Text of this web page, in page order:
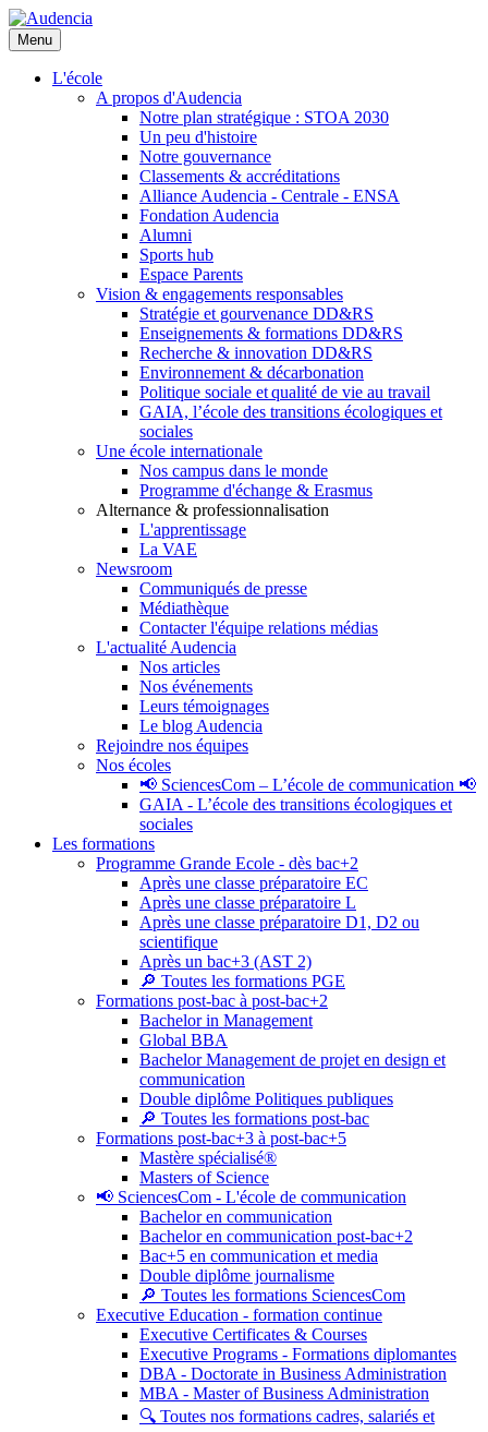
Aller
au
contenu
principal
Menu
L'école
A propos d'Audencia
Notre plan stratégique : STOA 2030
Un peu d'histoire
Notre gouvernance
Classements & accréditations
Alliance Audencia - Centrale - ENSA
Fondation Audencia
Alumni
Sports hub
Espace Parents
Vision & engagements responsables
Stratégie et gourvenance DD&RS
Enseignements & formations DD&RS
Recherche & innovation DD&RS
Environnement & décarbonation
Politique sociale et qualité de vie au travail
GAIA, l’école des transitions écologiques et
sociales
Une école internationale
Nos campus dans le monde
Programme d'échange & Erasmus
Alternance & professionnalisation
L'apprentissage
La VAE
Newsroom
Communiqués de presse
Médiathèque
Contacter l'équipe relations médias
L'actualité Audencia
Nos articles
Nos événements
Leurs témoignages
Le blog Audencia
Rejoindre nos équipes
Nos écoles
📢 SciencesCom – L’école de communication 📢
GAIA - L’école des transitions écologiques et
sociales
Les formations
Programme Grande Ecole - dès bac+2
Après une classe préparatoire EC
Après une classe préparatoire L
Après une classe préparatoire D1, D2 ou
scientifique
Après un bac+3 (AST 2)
🔎 Toutes les formations PGE
Formations post-bac à post-bac+2
Bachelor in Management
Global BBA
Bachelor Management de projet en design et
communication
Double diplôme Politiques publiques
🔎 Toutes les formations post-bac
Formations post-bac+3 à post-bac+5
Mastère spécialisé®
Masters of Science
📢 SciencesCom - L'école de communication
Bachelor en communication
Bachelor en communication post-bac+2
Bac+5 en communication et media
Double diplôme journalisme
🔎 Toutes les formations SciencesCom
Executive Education - formation continue
Executive Certificates & Courses
Executive Programs - Formations diplomantes
DBA - Doctorate in Business Administration
MBA - Master of Business Administration
🔍 Toutes nos formations cadres, salariés et